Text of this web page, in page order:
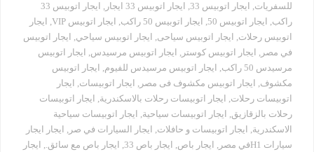
للسفريات, ايجار اتوبيس 33 , ايجار اتوبيس 33 ايجار ,
ايجار اتوبيس 33
راكب, ايجار اتوبيس 50 , ايجار اتوبيس 50 راكب , ايجار اتوبيس VIP , ايجار
اتوبيس رحلات, ايجار اتوبيس سياحى, ايجار اتوبيس سياحي, ايجار اتوبيس
في مصر , ايجار اتوبيس كوستر , ايجار اتوبيس مرسيدس, ايجار اتوبيس
مرسيدس 50 راكب
, ايجار اتوبيس مرسيدس للفيوم, ايجار اتوبيس
مكشوف, ايجار اتوبيس مكشوف فى مصر , ايجار اتوبيسات, ايجار
اتوبيسات رحلات, ايجار اتوبيسات رحلات بالاسكندرية, ايجار اتوبيسات
رحلات بالزقازيق, ايجار اتوبيسات سياحية, ايجار اتوبيسات سياحية
الاسكندرية, ايجار اتوبيسات و حافلات, ايجار السيارات في صر , ايجار ايجار
سيارات H1في مصر
, ايجار باص, ايجار باص 33 , ايجار باص مع سائق., ايجار